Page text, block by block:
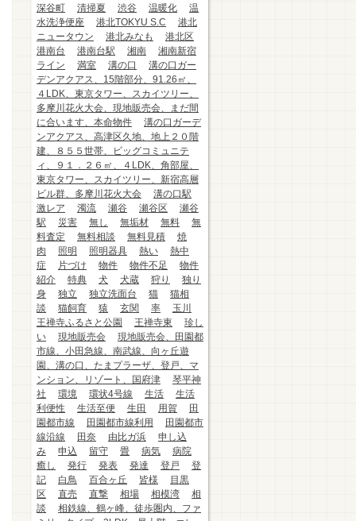
深谷町
清掃夏 渋谷 温暖化
温
水洗浄便座
港北TOKYU S.C
港北
ニュータウン
港北みなも
港北区
港南台
港南台駅 湘南
湘南新宿
ライン
満室 溝の口
溝の口ガー
デンアクアス、15階部分、91.26㎡、
４LDK、東京タワー、スカイツリー、
多摩川花火大会、現地販売会、まだ間
に合います、本命物件
溝の口ガーデ
ンアクアス、高津区久地、地上２０階
建、８５５世帯、ビッグコミュニテ
ィ、９１．２６㎡、４LDK、角部屋、
東京タワー、スカイツリー、新宿高層
ビル群、多摩川花火大会
溝の口駅
激レア
濁流 瀬谷 瀬谷区
瀬谷
駅
災害 無し 無垢材 無料
無
料査定
無料相談 無料見積
焼
肉
照明 照明器具 熱い
熱中
症
片づけ 物件 物件不足
物件
紹介
特典 犬 犬蔵 狩り
独り
身
独立 独立洗面台 猫
猫相
談
猫飼育 猿 玄関 率
玉川
王禅寺ふるさと公園
王禅寺東
珍し
い
現地販売会
現地販売会、田園都
市線、小田急線、南武線、向ヶ丘遊
園、溝の口、たまプラーザ、登戸、マ
ンション、リゾート、国府津
琴平神
社
環境 環状4号線 生活
生活
利便性
生活至便 生田 用賀
田
園都市線
田園都市線利用
田園都市
線沿線
田奈 由比ガ浜
申し込
み
申込 留守 畳 病気
病院
癒し
発行 発表 発達 登戸
登
記
白鳥 百合ヶ丘 皆様
目黒
区
直売 直撃 相場 相模湾
相
談
相鉄線、鶴ヶ峰、徒歩圏内、ファ